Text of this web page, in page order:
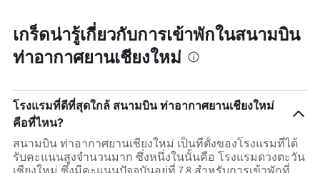
เกร็ดน่ารู้เกี่ยวกับการเข้าพักในสนามบิน
ท่าอากาศยานเชียงใหม่
โรงแรมที่ดีที่สุดใกล้ สนามบิน ท่าอากาศยานเชียงใหม่
คือที่ไหน?
สนามบิน ท่าอากาศยานเชียงใหม่ เป็นที่ตั้งของโรงแรมที่ได้
รับคะแนนสูงจำนวนมาก ซึ่งหนึ่งในนั้นคือ โรงแรมดวงตะวัน